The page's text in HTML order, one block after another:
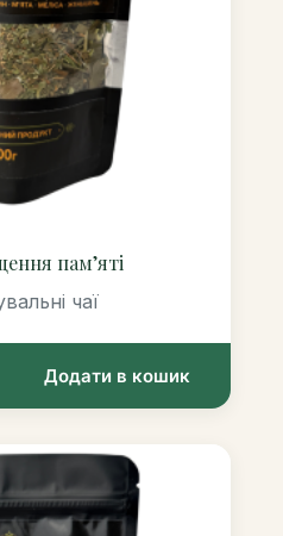
пам’яті
чаї
Додати в кошик